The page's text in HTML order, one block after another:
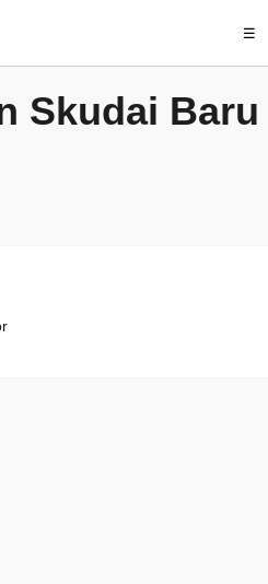
☰
Skudai Baru